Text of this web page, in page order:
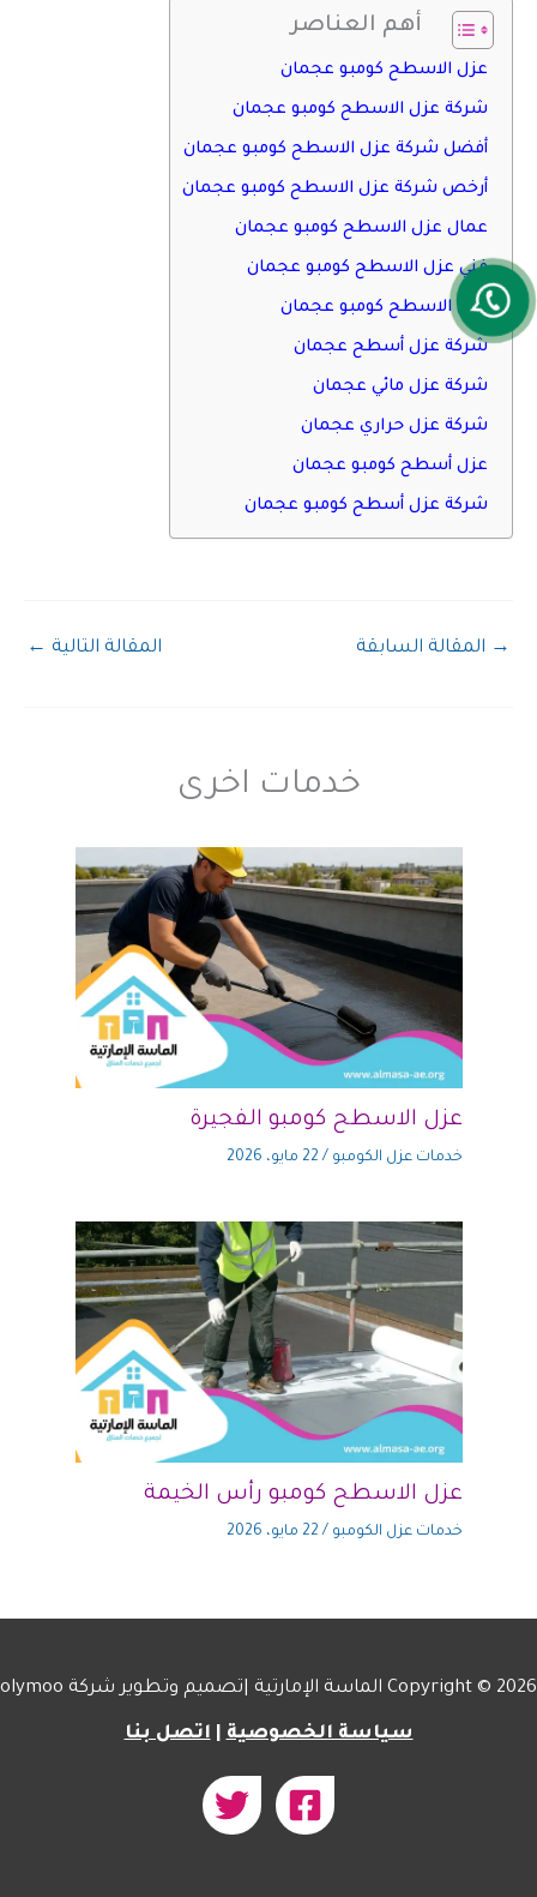
أهم العناصر
عزل الاسطح كومبو عجمان
شركة عزل الاسطح كومبو عجمان
أفضل شركة عزل الاسطح كومبو عجمان
أرخص شركة عزل الاسطح كومبو عجمان
عمال عزل الاسطح كومبو عجمان
فني عزل الاسطح كومبو عجمان
عزل الاسطح كومبو عجمان
شركة عزل أسطح عجمان
شركة عزل مائي عجمان
شركة عزل حراري عجمان
عزل أسطح كومبو عجمان
شركة عزل أسطح كومبو عجمان
→ المقالة السابقة المقالة التالية ←
خدمات اخرى
عزل الاسطح كومبو الفجيرة
خدمات عزل الكومبو / 22 مايو، 2026
عزل الاسطح كومبو رأس الخيمة
خدمات عزل الكومبو / 22 مايو، 2026
Copyright © 2026 الماسة الإمارتية |تصميم وتطوير شركة olymoo
سياسة الخصوصية|اتصل بنا